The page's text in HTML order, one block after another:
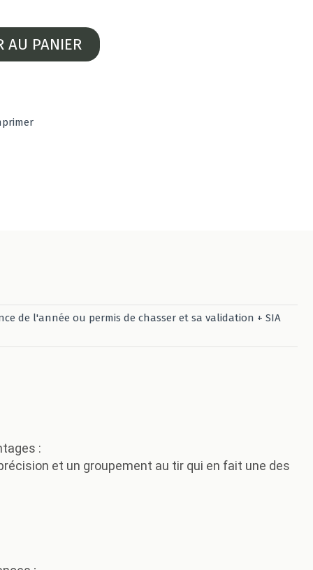
AU PANIER
de l'année ou permis de chasser et sa validation + SIA
:
et un groupement au tir qui en fait une des